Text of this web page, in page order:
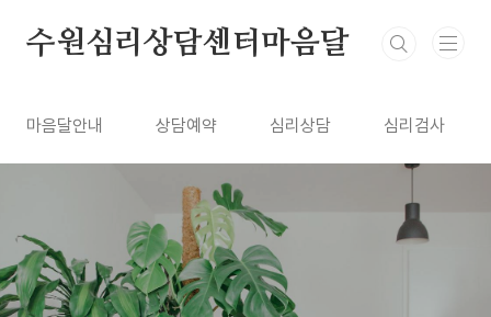
수원심리상담센터마음달
마음달안내 상담예약 심리상담 심리검사